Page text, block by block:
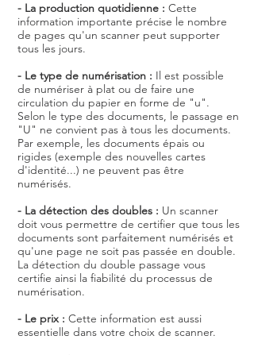
- La production quotidienne : Cette
information importante précise le nombre
de pages qu'un scanner peut supporter
tous les jours.
- Le type de numérisation : Il est possible
de numériser à plat ou de faire une
circulation du papier en forme de "u".
Selon le type des documents, le passage en
"U" ne convient pas à tous les documents.
Par exemple, les documents épais ou
rigides (exemple des nouvelles cartes
d'identité...) ne peuvent pas être
numérisés.
- La détection des doubles : Un scanner
doit vous permettre de certifier que tous les
documents sont parfaitement numérisés et
qu'une page ne soit pas passée en double.
La détection du double passage vous
certifie ainsi la fiabilité du processus de
numérisation.
- Le prix : Cette information est aussi
essentielle dans votre choix de scanner.